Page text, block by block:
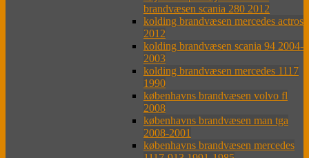
brandvæsen scania 280 2012
kolding brandvæsen mercedes actros
2012
kolding brandvæsen scania 94 2004-
2003
kolding brandvæsen mercedes 1117
1990
københavns brandvæsen volvo fl
2008
københavns brandvæsen man tga
2008-2001
københavns brandvæsen mercedes